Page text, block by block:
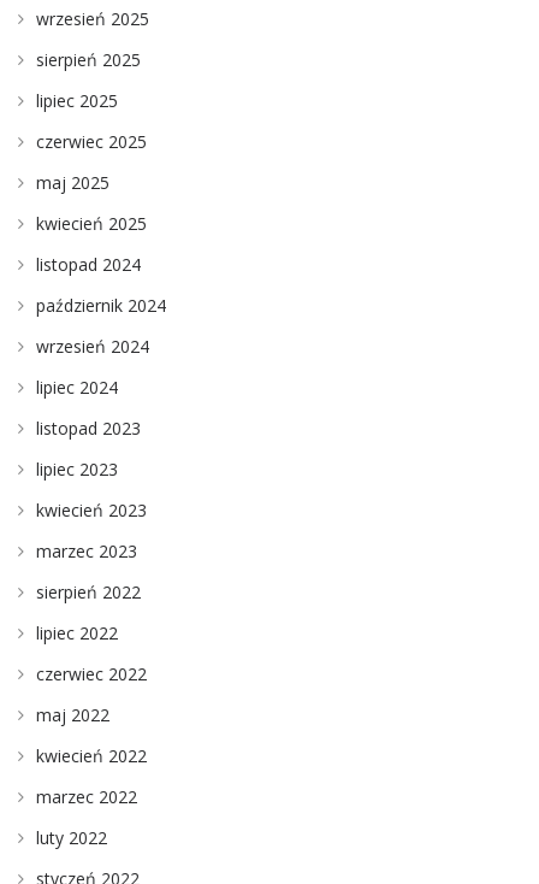
wrzesień 2025
sierpień 2025
lipiec 2025
czerwiec 2025
maj 2025
kwiecień 2025
listopad 2024
październik 2024
wrzesień 2024
lipiec 2024
listopad 2023
lipiec 2023
kwiecień 2023
marzec 2023
sierpień 2022
lipiec 2022
czerwiec 2022
maj 2022
kwiecień 2022
marzec 2022
luty 2022
styczeń 2022